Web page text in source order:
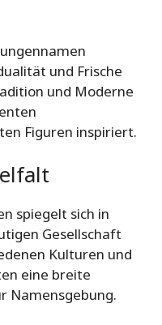
und Frische
und Moderne
Figuren inspiriert.
spiegelt sich in
Gesellschaft
Kulturen und
eine breite
Namensgebung.